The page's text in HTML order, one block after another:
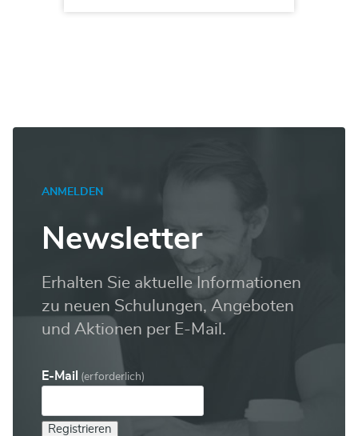
ANMELDEN
Newsletter
Erhalten Sie aktuelle Informationen
zu neuen Schulungen, Angeboten
und Aktionen per E-Mail.
E-Mail (erforderlich)
Registrieren